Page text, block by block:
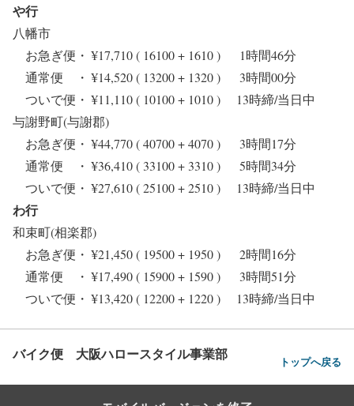
や行
八幡市
お急ぎ便・ ¥17,710 ( 16100 + 1610 ) 1時間46分
通常便 ・ ¥14,520 ( 13200 + 1320 ) 3時間00分
ついで便・ ¥11,110 ( 10100 + 1010 ) 13時締/当日中
与謝野町(与謝郡)
お急ぎ便・ ¥44,770 ( 40700 + 4070 ) 3時間17分
通常便 ・ ¥36,410 ( 33100 + 3310 ) 5時間34分
ついで便・ ¥27,610 ( 25100 + 2510 ) 13時締/当日中
わ行
和束町(相楽郡)
お急ぎ便・ ¥21,450 ( 19500 + 1950 ) 2時間16分
通常便 ・ ¥17,490 ( 15900 + 1590 ) 3時間51分
ついで便・ ¥13,420 ( 12200 + 1220 ) 13時締/当日中
バイク便 大阪ハロースタイル事業部 トップへ戻る